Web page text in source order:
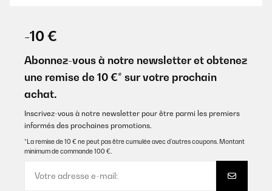
-10 €
Abonnez-vous à notre newsletter et obtenez
une remise de 10 €* sur votre prochain
achat.
Inscrivez-vous à notre newsletter pour être parmi les premiers
informés des prochaines promotions.
*La remise de 10 € ne peut pas être cumulée avec d’autres coupons. Montant
minimum de commande 100 €.